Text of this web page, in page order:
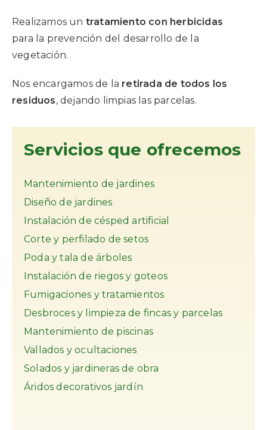
Realizamos un tratamiento con herbicidas
para la prevención del desarrollo de la
vegetación.
Nos encargamos de la retirada de todos los
residuos, dejando limpias las parcelas.
Servicios que ofrecemos
Mantenimiento de jardines
Diseño de jardines
Instalación de césped artificial
Corte y perfilado de setos
Poda y tala de árboles
Instalación de riegos y goteos
Fumigaciones y tratamientos
Desbroces y limpieza de fincas y parcelas
Mantenimiento de piscinas
Vallados y ocultaciones
Solados y jardineras de obra
Áridos decorativos jardín